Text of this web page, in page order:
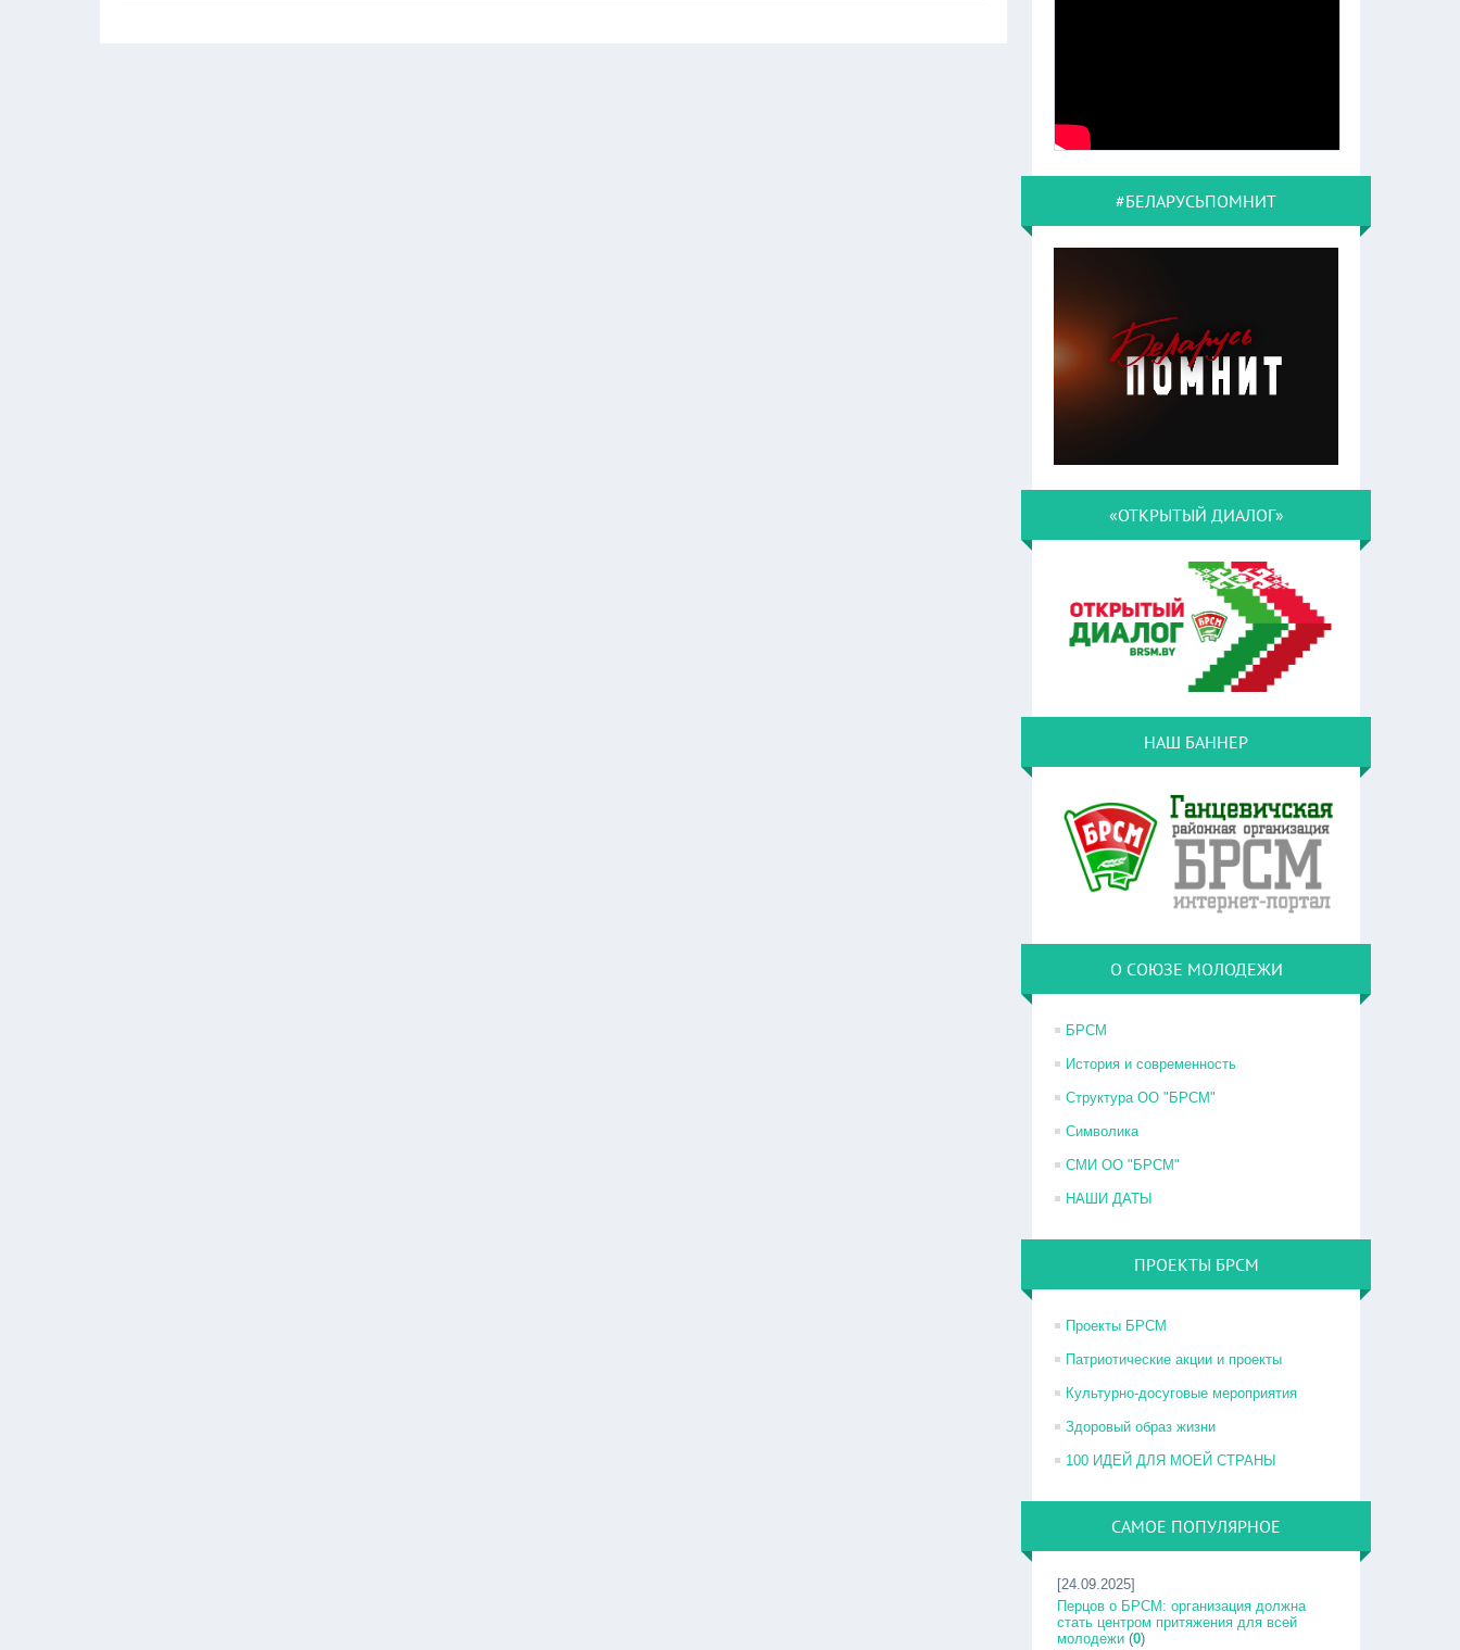
#БЕЛАРУСЬПОМНИТ
«ОТКРЫТЫЙ ДИАЛОГ»
НАШ БАННЕР
О СОЮЗЕ МОЛОДЕЖИ
БРСМ
История и современность
Структура ОО "БРСМ"
Символика
СМИ ОО "БРСМ"
НАШИ ДАТЫ
ПРОЕКТЫ БРСМ
Проекты БРСМ
Патриотические акции и проекты
Культурно-досуговые мероприятия
Здоровый образ жизни
100 ИДЕЙ ДЛЯ МОЕЙ СТРАНЫ
САМОЕ ПОПУЛЯРНОЕ
[24.09.2025]
Перцов о БРСМ: организация должна
стать центром притяжения для всей
молодежи (0)